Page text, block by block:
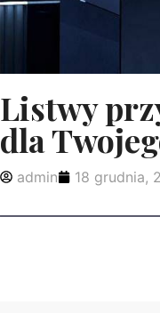
Listwy
dla
admin 18 grudnia,